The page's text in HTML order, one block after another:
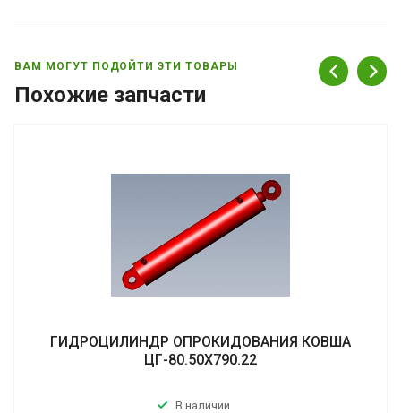
ВАМ МОГУТ ПОДОЙТИ ЭТИ ТОВАРЫ
Похожие запчасти
ГИДРОЦИЛИНДР ОПРОКИДОВАНИЯ КОВША
ЦГ-80.50Х790.22
В наличии